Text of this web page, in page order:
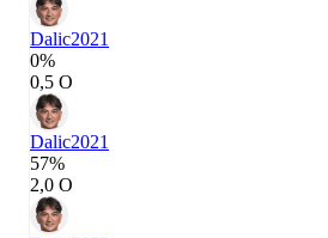
Dalic2021
0%
0,5 О
Dalic2021
57%
2,0 О